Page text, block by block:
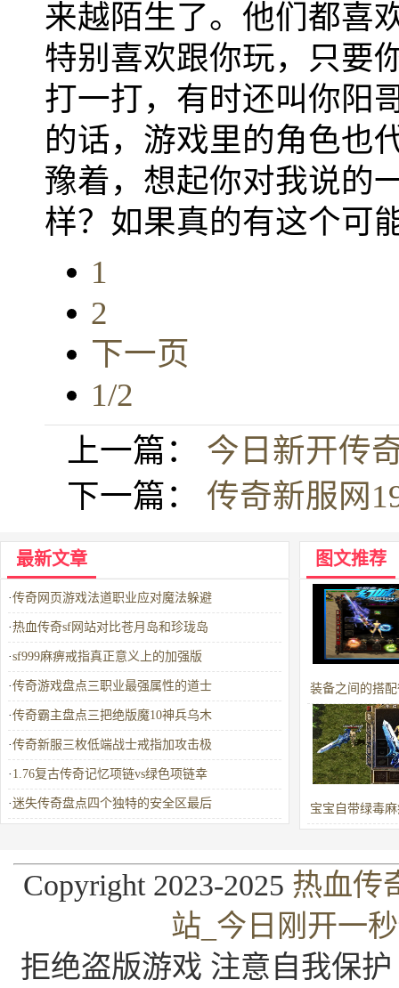
来越陌生了。他们都喜
特别喜欢跟你玩，只要
打一打，有时还叫你阳
的话，游戏里的角色也
豫着，想起你对我说的
样？如果真的有这个
1
2
下一页
1/2
上一篇： 今日新开传
下一篇： 传奇新服网
最新文章
·传奇网页游戏法道职业应对魔法躲避
·热血传奇sf网站对比苍月岛和珍珑岛
·sf999麻痹戒指真正意义上的加强版
·传奇游戏盘点三职业最强属性的道士
·传奇霸主盘点三把绝版魔10神兵乌木
·传奇新服三枚低端战士戒指加攻击极
· 1.76复古传奇记忆项链vs绿色项链幸
·迷失传奇盘点四个独特的安全区最后
图文推荐
装备之间的搭
收获意外
宝宝自带绿毒
Copyright 2023-2025 热血传
站_今日刚开一
拒绝盗版游戏 注意自我保